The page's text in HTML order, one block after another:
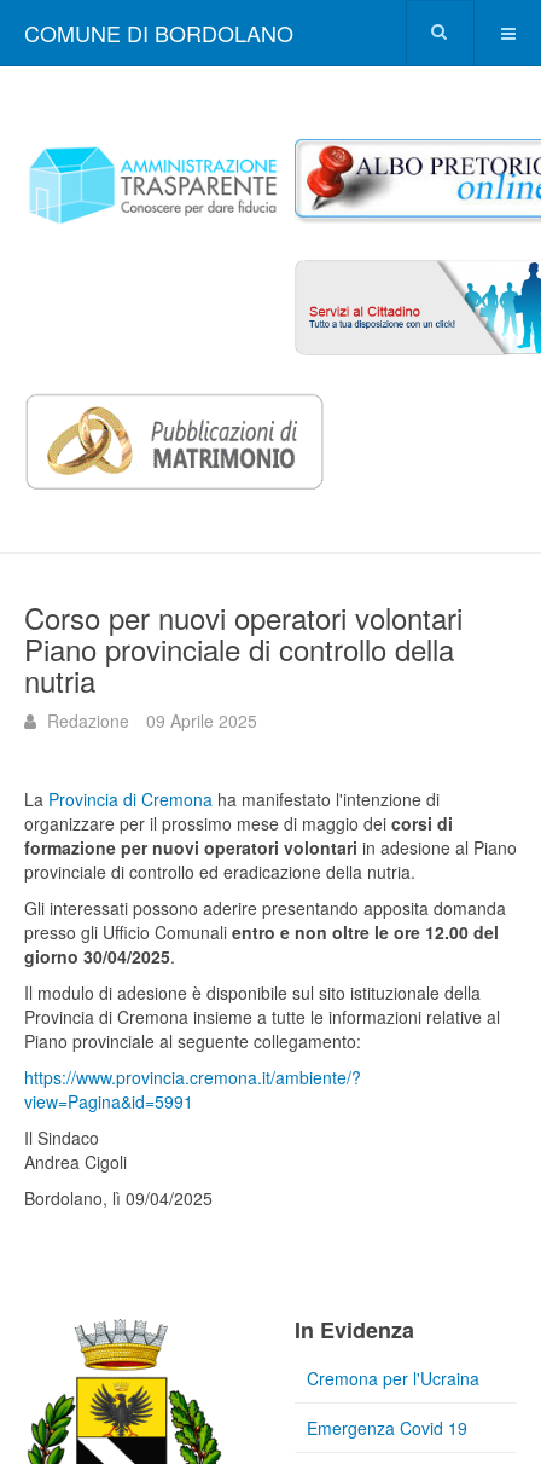
COMUNE DI BORDOLANO
Corso per nuovi operatori volontari
Piano provinciale di controllo della
nutria
Redazione 09 Aprile 2025
La Provincia di Cremona ha manifestato l'intenzione di
organizzare per il prossimo mese di maggio dei corsi di
formazione per nuovi operatori volontari in adesione al Piano
provinciale di controllo ed eradicazione della nutria.
Gli interessati possono aderire presentando apposita domanda
presso gli Ufficio Comunali entro e non oltre le ore 12.00 del
giorno 30/04/2025.
Il modulo di adesione è disponibile sul sito istituzionale della
Provincia di Cremona insieme a tutte le informazioni relative al
Piano provinciale al seguente collegamento:
https://www.provincia.cremona.it/ambiente/?
view=Pagina&id=5991
Il Sindaco
Andrea Cigoli
Bordolano, lì 09/04/2025
In Evidenza
Cremona per l'Ucraina
Emergenza Covid 19